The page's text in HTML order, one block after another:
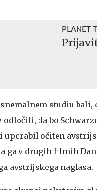
PLANET
studiu bali,
odločili, da bo
očiten
ga v drugih filmih
avstrijskega naglasa.